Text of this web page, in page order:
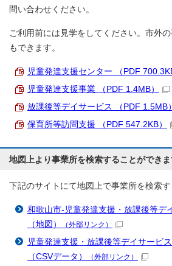
問い合わせください。
ご利用前には見学をしてください。市外
もできます。
児童発達支援センター （PDF
児童発達支援事業 （PDF 1.4MB）
放課後等デイサービス （PDF 1.5MB）
保育所等訪問支援 （PDF 547.2KB）
地図上より事業所を検索することができま
下記のサイトにて地図上で事業所を検索す
和歌山市-児童発達支援・放課後等デ
（地図）
（外部リンク）
児童発達支援・放課後等デイサービ
（CSVデータ）
（外部リンク）